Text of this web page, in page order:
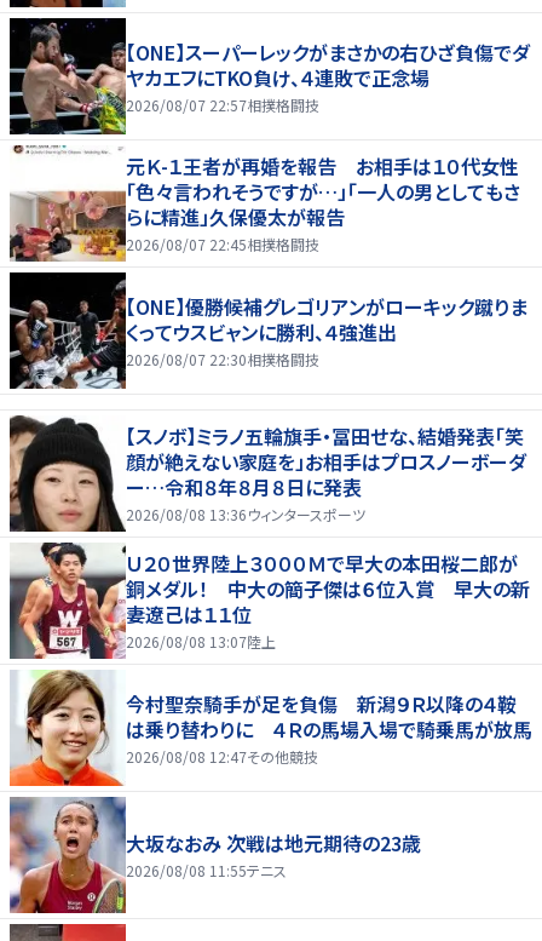
【ONE】スーパーレックがまさかの右ひざ負傷でダ
ヤカエフにTKO負け、４連敗で正念場
2026/08/07 22:57相撲格闘技
元Ｋ-１王者が再婚を報告 お相手は１０代女性
「色々言われそうですが…」「一人の男としてもさ
らに精進」久保優太が報告
2026/08/07 22:45相撲格闘技
【ONE】優勝候補グレゴリアンがローキック蹴りま
くってウスビャンに勝利、４強進出
2026/08/07 22:30相撲格闘技
【スノボ】ミラノ五輪旗手・冨田せな、結婚発表「笑
顔が絶えない家庭を」お相手はプロスノーボーダ
ー…令和８年８月８日に発表
2026/08/08 13:36ウィンタースポーツ
Ｕ２０世界陸上３０００Ｍで早大の本田桜二郎が
銅メダル！ 中大の簡子傑は６位入賞 早大の新
妻遼己は１１位
2026/08/08 13:07陸上
今村聖奈騎手が足を負傷 新潟９Ｒ以降の４鞍
は乗り替わりに ４Ｒの馬場入場で騎乗馬が放馬
2026/08/08 12:47その他競技
大坂なおみ 次戦は地元期待の23歳
2026/08/08 11:55テニス